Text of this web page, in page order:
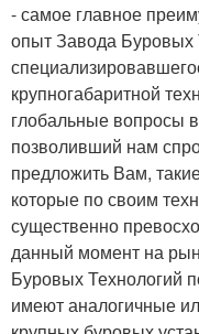
- самое главное
опыт Завода Буровых
крупногабаритной
глобальные вопросы
позволивший нам
предложить Вам,
которые по своим
существенно
данный момент на
Буровых Технологий
имеют аналогичные